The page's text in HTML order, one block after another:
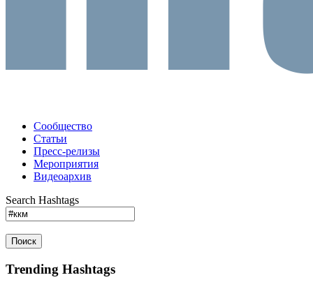
Сообщество
Статьи
Пресс-релизы
Мероприятия
Видеоархив
Search Hashtags
Поиск
Trending Hashtags